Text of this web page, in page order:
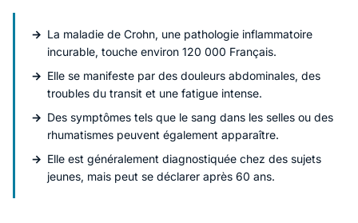
La maladie de Crohn, une pathologie inflammatoire
incurable, touche environ 120 000 Français.
Elle se manifeste par des douleurs abdominales, des
troubles du transit et une fatigue intense.
Des symptômes tels que le sang dans les selles ou des
rhumatismes peuvent également apparaître.
Elle est généralement diagnostiquée chez des sujets
jeunes, mais peut se déclarer après 60 ans.